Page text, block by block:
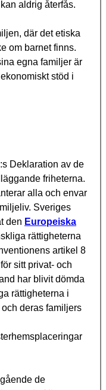
aldrig återfås.
där det etiska
om barnet finns.
egna familjer är
stöd i
Deklaration av de
friheterna.
alla och envar
Sveriges
den Europeiska
rättigheterna
artikel 8
sitt privat- och
har blivit dömda
rättigheterna i
deras familjers
de